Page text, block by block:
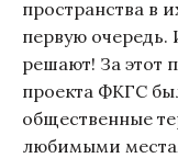
пространства в
первую очередь.
решают! За этот
проекта ФКГС
общественные
любимыми